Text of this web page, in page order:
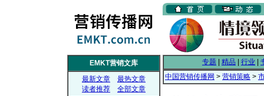
EMKT营销文库
最新文章
最热文章
读者推荐
全部文章
专题 精品 行业
中国营销传播网 > 营销策略 >